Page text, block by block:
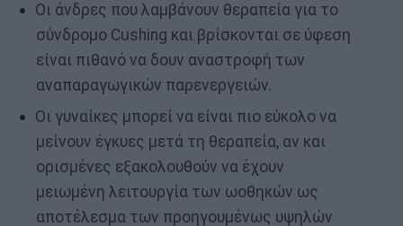
Οι άνδρες που λαμβάνουν θεραπεία για το
σύνδρομο Cushing και βρίσκονται σε ύφεση
είναι πιθανό να δουν αναστροφή των
αναπαραγωγικών παρενεργειών.
Οι γυναίκες μπορεί να είναι πιο εύκολο να
μείνουν έγκυες μετά τη θεραπεία, αν και
ορισμένες εξακολουθούν να έχουν
μειωμένη λειτουργία των ωοθηκών ως
αποτέλεσμα των προηγουμένως υψηλών